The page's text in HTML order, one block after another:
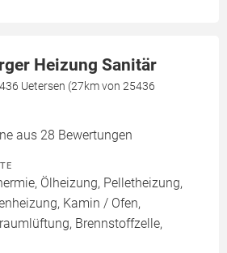
Heizung Sanitär
Uetersen (27km von 25436
aus 28 Bewertungen
Ölheizung, Pelletheizung,
Kamin / Ofen,
Brennstoffzelle,